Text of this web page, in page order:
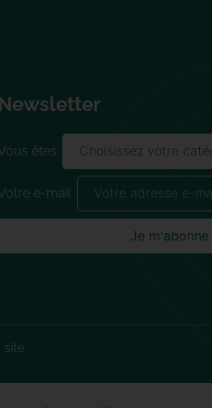
Newsletter
êtes :
e-mail :
site